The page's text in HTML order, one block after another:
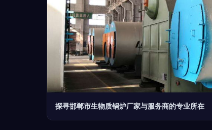
探寻邯郸市生物质锅炉厂家与服务商的专业所在